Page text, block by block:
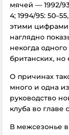
мячей –– 1992/
4; 1994/95:
этими цифрами
наглядно
некогда
британских, но
О причинах
много и одна
руководство
клуба во главе
В межсезонье